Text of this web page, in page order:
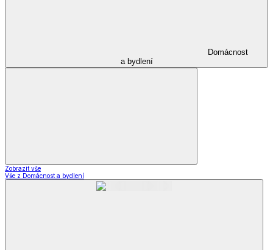
Domácnost
a bydlení
Zobrazit vše
Vše z Domácnost a bydlení